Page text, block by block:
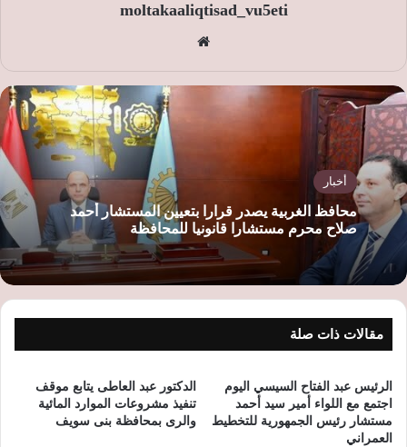
moltakaaliqtisad_vu5eti
الوي
أخبار
محافظ الغربية يصدر قرارا بتعيين المستشار أحمد
صلاح محرم مستشارا قانونيا للمحافظة
مقالات ذات صلة
الرئيس عبد الفتاح السيسي اليوم
اجتمع مع اللواء أمير سيد أحمد
مستشار رئيس الجمهورية للتخطيط
العمراني
الدكتور عبد العاطى يتابع موقف
تنفيذ مشروعات الموارد المائية
والرى بمحافظة بنى سويف